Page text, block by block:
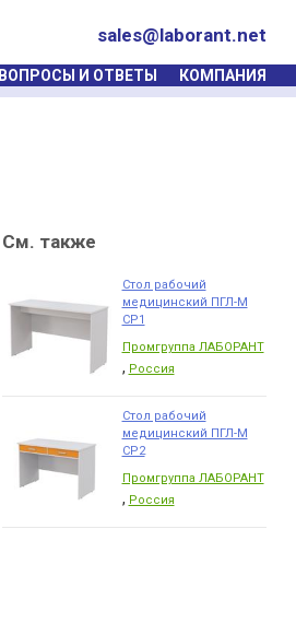
sales@laborant.net
ВОПРОСЫ И ОТВЕТЫ КОМПАНИЯ
См. также
Стол рабочий
медицинский ПГЛ-М
СР1
Промгруппа ЛАБОРАНТ
, Россия
Стол рабочий
медицинский ПГЛ-М
СР2
Промгруппа ЛАБОРАНТ
, Россия